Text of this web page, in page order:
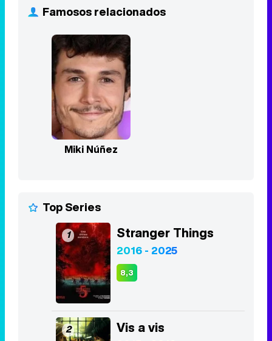
Famosos relacionados
Miki Núñez
Top Series
1 Stranger Things
2016 - 2025
8,3
2 Vis a vis